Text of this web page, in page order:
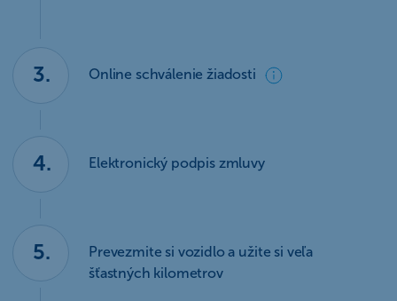
3. Online schválenie žiadosti
4. Elektronický podpis zmluvy
5.
Prevezmite si vozidlo a užite si veľa
šťastných kilometrov